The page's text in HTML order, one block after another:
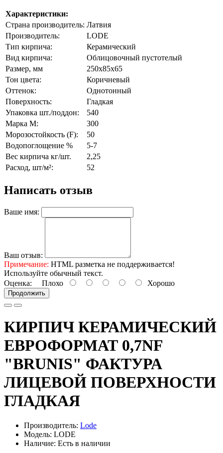
Характеристики:
Страна производитель: Латвия
Производитель:
LODE
Тип кирпича:
Керамический
Вид кирпича:
Облицовочный пустотелый
Размер, мм
250х85х65
Тон цвета:
Коричневый
Оттенок:
Однотонный
Поверхность:
Гладкая
Упаковка шт./поддон:
540
Марка М:
300
Морозостойкость (F):
50
Водопоглощение %
5-7
Вес кирпича кг/шт.
2,25
Расход, шт/м²:
52
Написать отзыв
Ваше имя:
Ваш отзыв:
Примечание: HTML разметка не поддерживается!
Используйте обычный текст.
Оценка: Плохо Хорошо
Продолжить
КИРПИЧ КЕРАМИЧЕСКИЙ
ЕВРОФОРМАТ 0,7NF
"BRUNIS" ФАКТУРА
ЛИЦЕВОЙ ПОВЕРХНОСТИ
ГЛАДКАЯ
Производитель: Lode
Модель: LODE
Наличие: Есть в наличии